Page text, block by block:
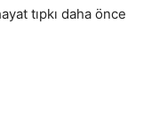
tıpkı daha önce